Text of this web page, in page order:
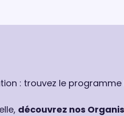
: trouvez le
découvrez nos